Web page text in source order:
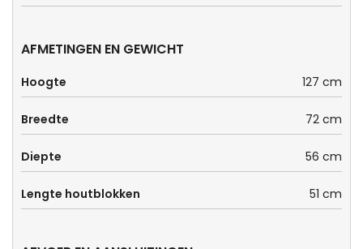
AFMETINGEN EN GEWICHT
Hoogte 127 cm
Breedte 72 cm
Diepte 56 cm
Lengte houtblokken 51 cm